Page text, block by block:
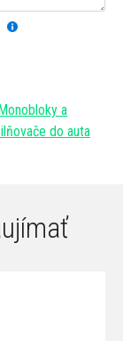
Monobloky a
do auta